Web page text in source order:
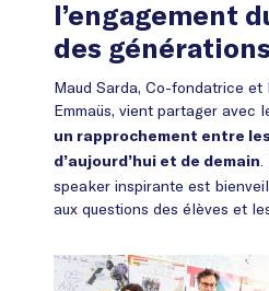
l’engagement
des
Maud Sarda, Co-fondatrice
Emmaüs, vient partager avec
un rapprochement entre
d’aujourd’hui et de demain
speaker inspirante est
aux questions des élèves et